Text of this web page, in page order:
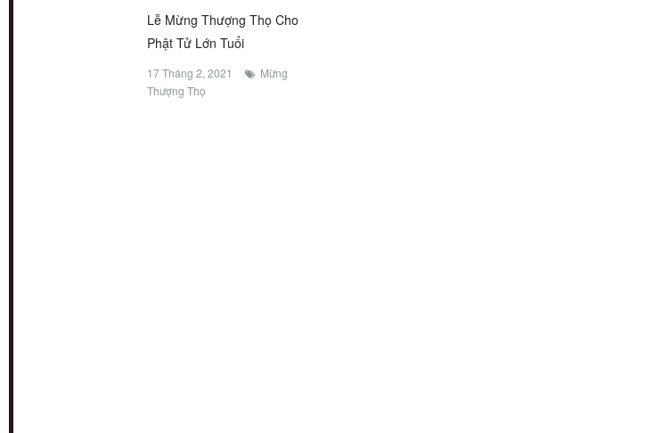
Lễ Mừng Thượng Thọ Cho
Phật Tử Lớn Tuổi
17 Tháng 2, 2021
Mừng
Thượng Thọ